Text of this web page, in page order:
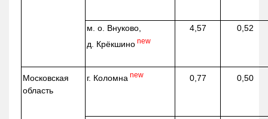
м. о. Внуково,
д. Крёкшино new
4,57 0,52
Московская
область
г. Коломна new 0,77 0,50